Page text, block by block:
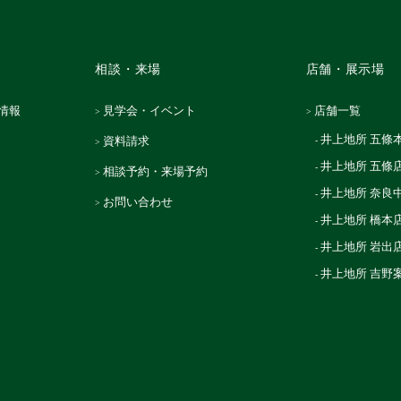
報
相談・来場
見学会・イベント
資料請求
相談予約・来場予約
お問い合わせ
店舗・展示場
店舗一覧
井上地所 五條
井上地所 五條
井上地所 奈良
井上地所 橋本
井上地所 岩出
井上地所 吉野